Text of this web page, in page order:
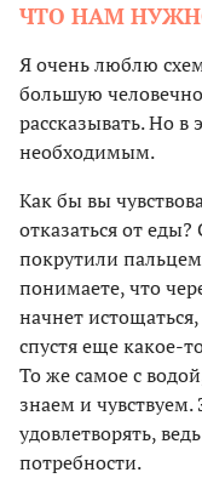
ЧТО НАМ
Я очень люблю
большую
рассказывать. Но в
необходимым.
Как бы вы
отказаться от
покрутили
понимаете, что
начнет
спустя еще какое-
То же самое с
знаем и
удовлетворять,
потребности.